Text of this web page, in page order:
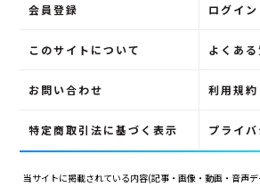
会員登録 ログイン
このサイトについて よくあ
お問い合わせ 利用規約
特定商取引法に基づく表示 プライ
当サイトに掲載されている内容(記事・画像・動画・音声